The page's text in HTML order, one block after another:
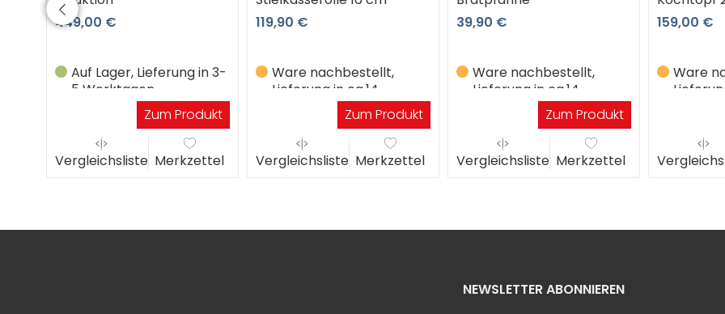
449,00 €
Auf Lager, Lieferung in 3-
5 Werktagen
Zum Produkt
Vergleichsliste Merkzettel
119,90 €
Ware nachbestellt,
Lieferung in ca.14
WerktagenZum Produkt
Vergleichsliste Merkzettel
39,90 €
Ware nachbestellt,
Lieferung in ca.14
WerktagenZum Produkt
Vergleichsliste Merkzettel
159,00 €
Ware
NEWSLETTER ABONNIEREN